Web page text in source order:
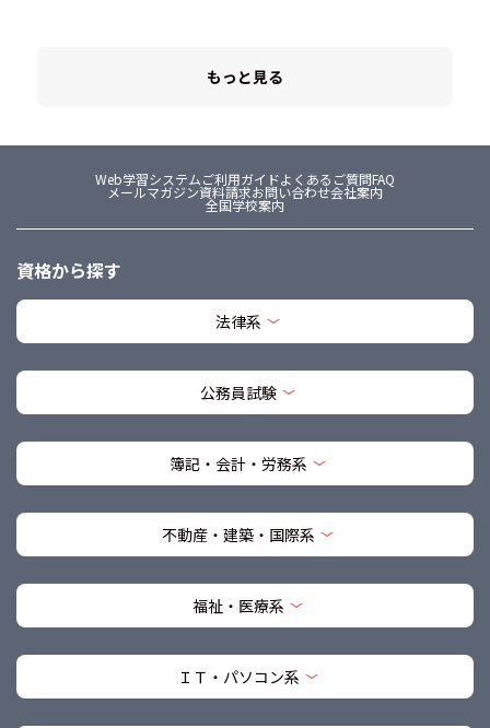
もっと見る
Web学習システムご利用ガイドよくあるご質問FAQ
メールマガジン資料請求お問い合わせ会社案内
全国学校案内
資格から探す
法律系
公務員試験
簿記・会計・労務系
不動産・建築・国際系
福祉・医療系
ＩＴ・パソコン系